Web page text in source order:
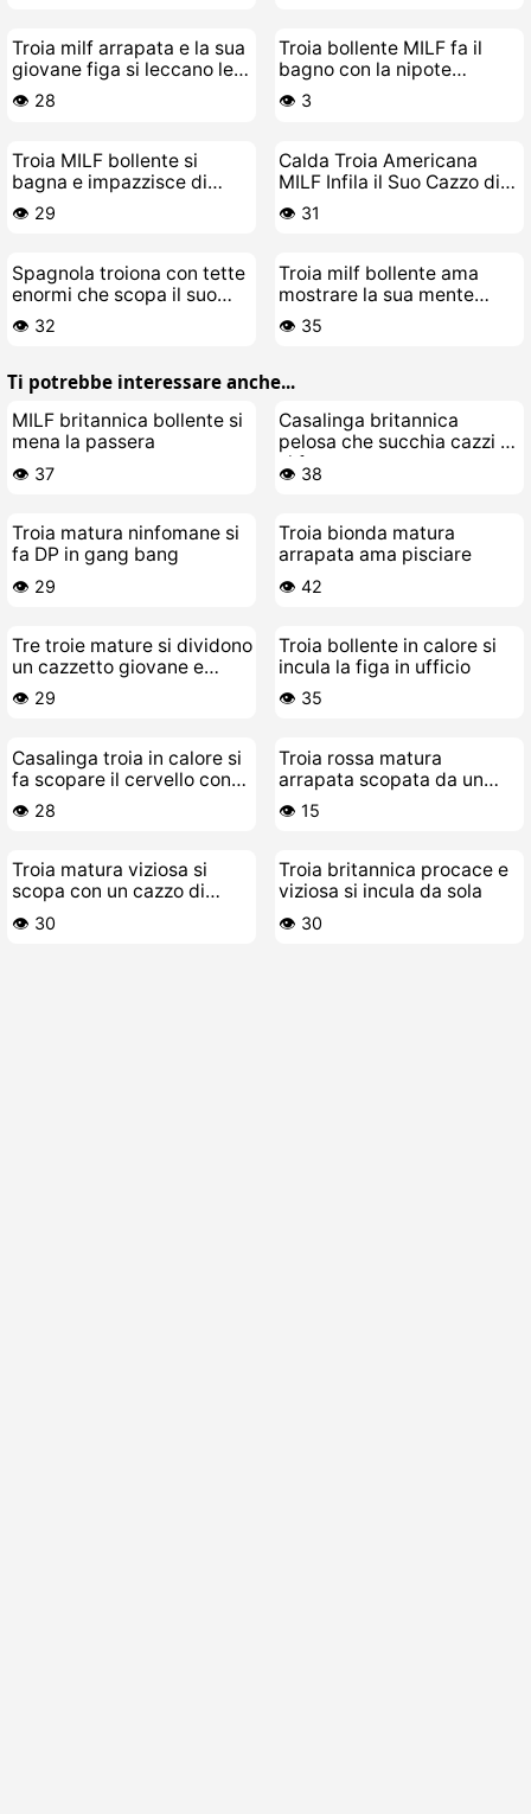
Troia milf arrapata e la sua
giovane figa si leccano le
fottere a vicenda
👁️ 28
Troia bollente MILF fa il
bagno con la nipote
troietta
👁️ 3
Troia MILF bollente si
bagna e impazzisce di
cazzo
👁️ 29
Calda Troia Americana
MILF Infila il Suo Cazzo di
Giocattolo nella Figa
Fradicia
👁️ 31
Spagnola troiona con tette
enormi che scopa il suo
cazzeggiatore toy-boy
👁️ 32
Troia milf bollente ama
mostrare la sua mente
schifosamente porca
👁️ 35
Ti potrebbe interessare anche...
MILF britannica bollente si
mena la passera
👁️ 37
Casalinga britannica
pelosa che succhia cazzi e
si fa scopare
👁️ 38
Troia matura ninfomane si
fa DP in gang bang
👁️ 29
Troia bionda matura
arrapata ama pisciare
👁️ 42
Tre troie mature si dividono
un cazzetto giovane e
birichino
👁️ 29
Troia bollente in calore si
incula la figa in ufficio
👁️ 35
Casalinga troia in calore si
fa scopare il cervello con
sborrata interna
👁️ 28
Troia rossa matura
arrapata scopata da un
cazzo nero duro
👁️ 15
Troia matura viziosa si
scopa con un cazzo di
gomma
👁️ 30
Troia britannica procace e
viziosa si incula da sola
👁️ 30